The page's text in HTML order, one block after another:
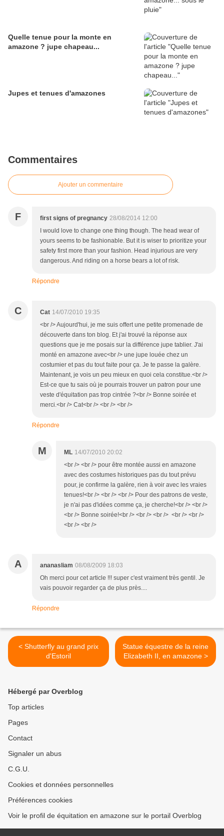
Quelle tenue pour la monte en
amazone ? jupe chapeau...
Jupes et tenues d'amazones
Commentaires
Ajouter un commentaire
F first signs of pregnancy 28/08/2014 12:00
I would love to change one thing though. The head wear of
yours seems to be fashionable. But it is wiser to prioritize your
safety first more than your fashion. Head injurious are very
dangerous. And riding on a horse bears a lot of risk.
Répondre
C Cat 14/07/2010 19:35
<br /> Aujourd'hui, je me suis offert une petite promenade de
découverte dans ton blog. Et j'ai trouvé la réponse aux
questions que je me posais sur la différence jupe tablier. J'ai
monté en amazone avec<br /> une jupe louée chez un
costumier et pas du tout faite pour ça. Je te passe la galère.
Maintenant, je vois un peu mieux en quoi cela constitue.<br />
Est-ce que tu sais où je pourrais trouver un patron pour une
veste d'équitation pas trop cintrée ?<br /> Bonne soirée et
merci.<br /> Cat<br /> <br /> <br />
Répondre
M ML 14/07/2010 20:02
<br /> <br /> pour être montée aussi en amazone
avec des costumes historiques pas du tout prévu
pour, je confirme la galère, rien à voir avec les vraies
tenues!<br /> <br /> <br /> Pour des patrons de veste,
je n'ai pas d'idées comme ça, je cherche!<br /> <br />
<br /> Bonne soirée!<br /> <br /> <br /> <br /> <br />
<br /> <br />
A ananasliam 08/08/2009 18:03
Oh merci pour cet article !!! super c'est vraiment très gentil. Je
vais pouvoir regarder ça de plus près....
Répondre
< Shutterfly au grand prix
d'Estoril
Statue équestre de la reine
Elizabeth II, en amazone >
Hébergé par Overblog
Top articles
Pages
Contact
Signaler un abus
C.G.U.
Cookies et données personnelles
Préférences cookies
Voir le profil de équitation en amazone sur le portail Overblog